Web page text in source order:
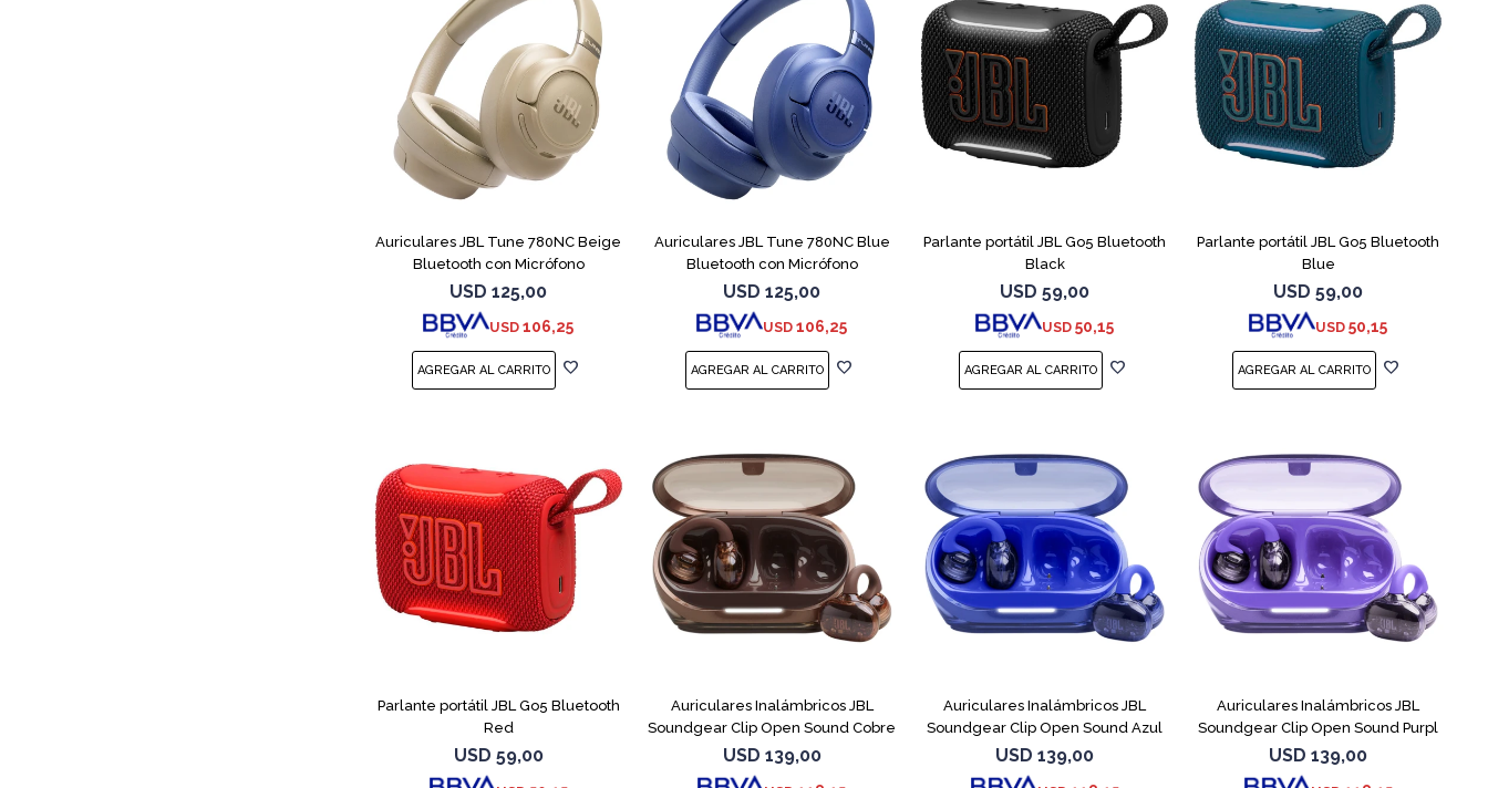
Auriculares JBL Tune 780NC Beige
Bluetooth con Micrófono
USD 125,00
USD 106,25
Auriculares JBL Tune 780NC Blue
Bluetooth con Micrófono
USD 125,00
USD 106,25
Parlante portátil JBL Go5 Bluetooth
Black
USD 59,00
USD 50,15
Parlante portátil JBL Go5 Bluetooth
Blue
USD 59,00
USD 50,15
Parlante portátil JBL Go5 Bluetooth
Red
USD 59,00
Auriculares Inalámbricos JBL
Soundgear Clip Open Sound Cobre
USD 139,00
Auriculares Inalámbricos JBL
Soundgear Clip Open Sound Azul
USD 139,00
Auriculares Inalámbricos JBL
Soundgear Clip Open Sound Purpl
USD 139,00